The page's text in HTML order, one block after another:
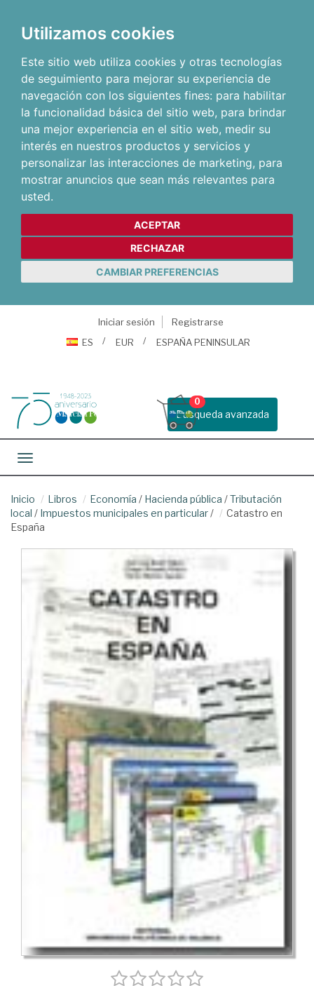
Utilizamos cookies
Este sitio web utiliza cookies y otras tecnologías
de seguimiento para mejorar su experiencia de
navegación con los siguientes fines: para habilitar
la funcionalidad básica del sitio web, para brindar
una mejor experiencia en el sitio web, medir su
interés en nuestros productos y servicios y
personalizar las interacciones de marketing, para
mostrar anuncios que sean más relevantes para
usted.
ACEPTAR
RECHAZAR
CAMBIAR PREFERENCIAS
Iniciar sesión
Registrarse
ES
EUR ESPAÑA PENINSULAR
Busqueda avanzada
0
Toggle navigation
Inicio Libros Economía / Hacienda pública /Tributación
local / Impuestos municipales en particular/
Catastro en
España